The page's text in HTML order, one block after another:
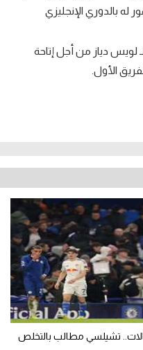
لويس دياز من أجل إتاحة
الأول.
تشيلسي مطالب بالتخلص